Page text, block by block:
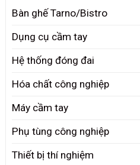
Bàn ghế Tarno/Bistro
Dụng cụ cầm tay
Hệ thống đóng đai
Hóa chất công nghiệp
Máy cầm tay
Phụ tùng công nghiệp
Thiết bị thí nghiệm